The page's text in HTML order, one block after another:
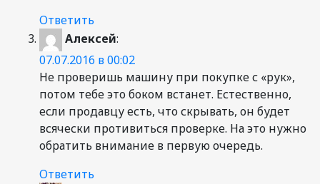
Ответить
Алексей:
07.07.2016 в 00:02
Не проверишь машину при покупке с «рук»,
потом тебе это боком встанет. Естественно,
если продавцу есть, что скрывать, он будет
всячески противиться проверке. На это нужно
обратить внимание в первую очередь.
Ответить